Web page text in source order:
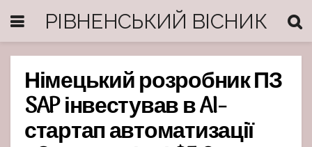
РІВНЕНСЬКИЙ ВІСНИК
Німецький розробник ПЗ
SAP інвестував в AI-
стартап автоматизації